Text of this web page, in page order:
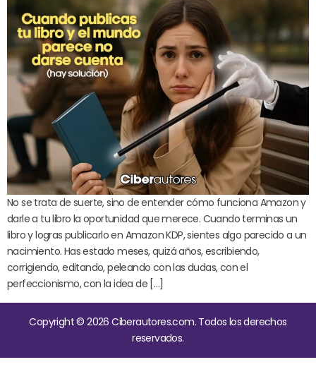
No se trata de suerte, sino de entender cómo funciona Amazon y
darle a tu libro la oportunidad que merece. Cuando terminas un
libro y logras publicarlo en Amazon KDP, sientes algo parecido a un
nacimiento. Has estado meses, quizá años, escribiendo,
corrigiendo, editando, peleando con las dudas, con el
perfeccionismo, con la idea de […]
Copyright © 2026 Ciberautores.com. Todos los derechos
reservados.